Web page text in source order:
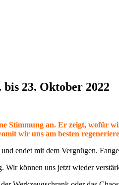
23. Oktober 2022
Stimmung an. Er zeigt, wofür
wir uns am besten
endet mit dem Vergnügen.
Wir können uns jetzt wieder